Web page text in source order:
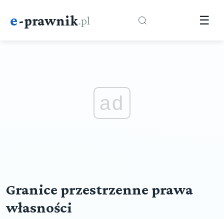
e-prawnik.pl ☰
ad
Granice przestrzenne prawa
własności